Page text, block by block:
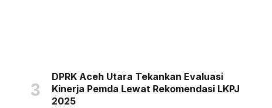
DPRK Aceh Utara Tekankan Evaluasi
Kinerja Pemda Lewat Rekomendasi LKPJ
2025